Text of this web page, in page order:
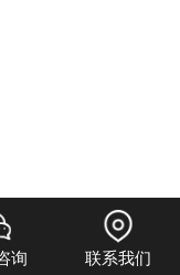
询 联系我们